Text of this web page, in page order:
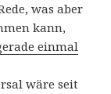
was aber
kann,
einmal
wäre seit